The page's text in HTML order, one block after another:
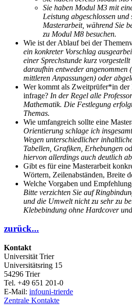
Sie haben Modul M3 mit
Leistung abgeschlossen
Masterarbeit, während Sie
zu Modul M8 besuchen.
Wie ist der Ablauf bei der
ein konkreter Vorschlag
einer Sprechstunde kurz
daraufhin entweder angenommen
mittleren Anpassungen) oder
Wer kommt als Zweitprüfer*in der
infrage? In der Regel alle
Mathematik. Die Festlegung
Themas.
Wie umfangreich sollte eine
Orientierung schlage ich
Wegen unterschiedlicher
Tabellen, Grafiken, Erhebungen
hiervon allerdings auch deutlich
Gibt es für eine Masterarbeit
Wörtern, Zeilenabständen, Breite
Welche Vorgaben und
Bitte verzichten Sie auf
und die Umwelt nicht zu sehr zu
Klebebindung ohne Hardcover
zurück...
Kontakt
Universität Trier
Universitätsring 15
54296 Trier
Tel. +49 651 201-0
E-Mail: infouni-trierde
Zentrale Kontakte